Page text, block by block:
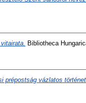
Bibliotheca
prépostság vázlatos